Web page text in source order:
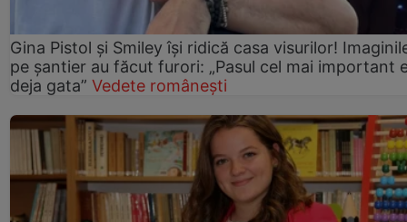
Gina Pistol și Smiley își ridică casa visurilor!
pe șantier au făcut furori: „Pasul cel mai important
deja gata” Vedete românești